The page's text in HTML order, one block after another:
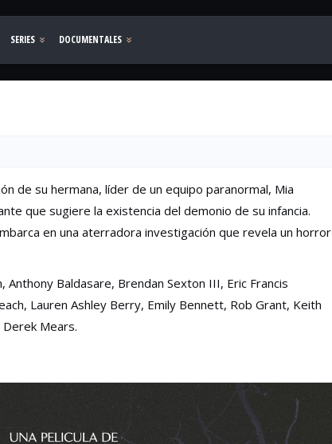
de su hermana, líder de un equipo paranormal, Mia
que sugiere la existencia del demonio de su infancia.
en una aterradora investigación que revela un horror
Anthony Baldasare, Brendan Sexton III, Eric Francis
Lauren Ashley Berry, Emily Bennett, Rob Grant, Keith
Derek Mears.